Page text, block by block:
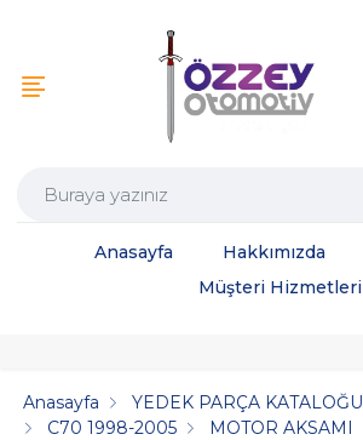
Anasayfa Hakkımızda
Müşteri Hizmetleri
Anasayfa
YEDEK PARÇA KATALOĞU
C70 1998-2005
MOTOR AKSAMI